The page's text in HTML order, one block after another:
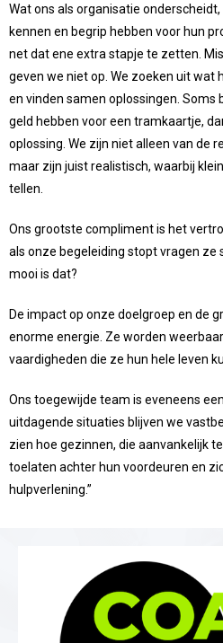
Wat ons als organisatie
kennen en begrip hebben voor hun
net dat ene extra stapje te zetten.
geven we niet op. We zoeken uit wat
en vinden samen oplossingen. Soms
geld hebben voor een tramkaartje,
oplossing. We zijn niet alleen van de
maar zijn juist realistisch, waarbij
tellen.
Ons grootste compliment is het
als onze begeleiding stopt vragen ze
mooi is dat?
De impact op onze doelgroep en de
enorme energie. Ze worden
vaardigheden die ze hun hele leven
Ons toegewijde team is eveneens
uitdagende situaties blijven we
zien hoe gezinnen, die aanvankelijk
toelaten achter hun voordeuren en
hulpverlening.”